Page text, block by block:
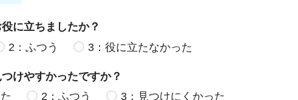
に立ちましたか？
2：ふつう 3：役に立たなかった
けやすかったですか？
2：ふつう 3：見つけにくかった